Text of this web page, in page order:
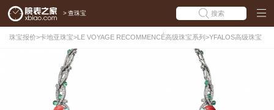
> 查珠宝 搜索
珠宝报价>卡地亚珠宝>LE VOYAGE RECOMMENCÉ高级珠宝系列 >YFALOS高级珠宝